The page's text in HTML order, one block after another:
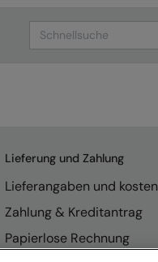
Search
Lieferung und Zahlung
Lieferangaben und kosten
Zahlung & Kreditantrag
Papierlose Rechnung